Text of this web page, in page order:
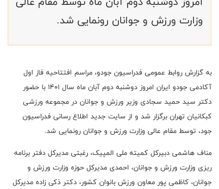
وزارت ورزش و جوانان رونمایی شد.
به گزارش روابط عمومی فدراسیون جودو، مراسم افتتاحیه فاز اول
آکادمی جودو ایران امروز دوشنبه دوم آبان ماه سال ۱۴۰۱ با حضور
دکتر سید حمید سجادی وزیر ورزش و جوانان در مجموعه ورزشی
کبکانیان تهران برگزار شد و از سایت جدید اطلاع رسانی فدراسیون
جود، توسط مقام عالی وزارت ورزش و جوانان رونمایی شد.
مناف هاشمی دبیرکل کمیته ملی المپیک، رغبتی مدیرکل دفتر برنامه
ریزی وزارت ورزش و جوانان، احمدی مدیرکل حوزه وزارت ورزش و
جوانان، کاظمی پور معاون ورزش بانوان کشور، دکتر ذکی زاده مدیرکل